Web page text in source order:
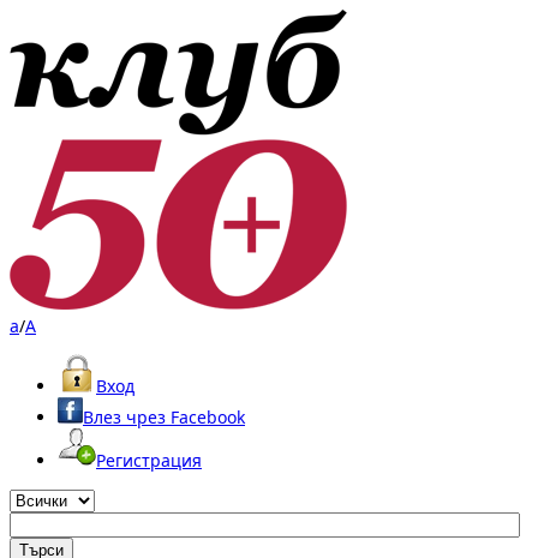
a/A
Вход
Влез чрез Facebook
Регистрация